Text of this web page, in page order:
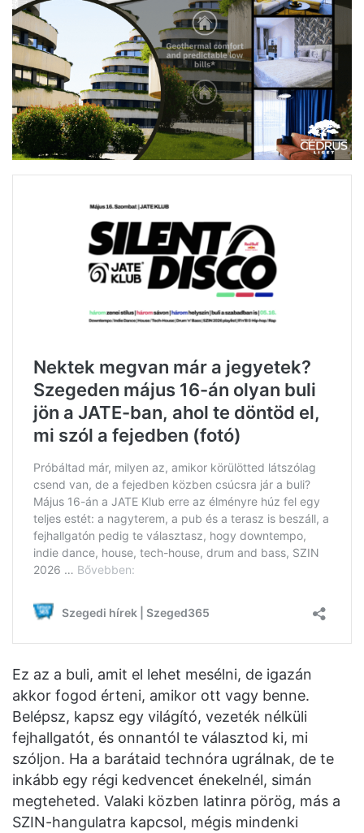
Ez az a buli, amit el lehet mesélni, de igazán
akkor fogod érteni, amikor ott vagy benne.
Belépsz, kapsz egy világító, vezeték nélküli
fejhallgatót, és onnantól te választod ki, mi
szóljon. Ha a barátaid technóra ugrálnak, de te
inkább egy régi kedvencet énekelnél, simán
megteheted. Valaki közben latinra pörög, más a
SZIN-hangulatra kapcsol, mégis mindenki